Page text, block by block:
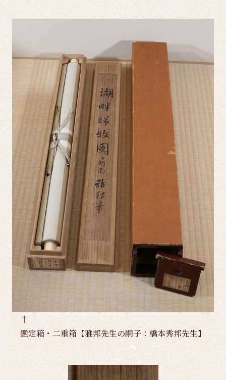
↑
鑑定箱・二重箱【雅邦先生の嗣子：橋本秀邦先生】